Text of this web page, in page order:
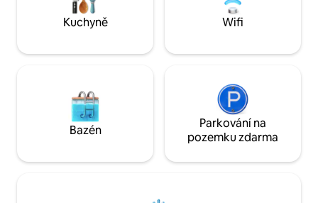
okouni, poskytujeme rybářské
pruty/rybářské náčiní. Pronajímatelné
omlouvám se, žádné kočky, poplatek za
Skvělá, rustikální
– Přivez si vlastní
Kuchyně Wifi
Bazén
Parkování na
pozemku zdarma